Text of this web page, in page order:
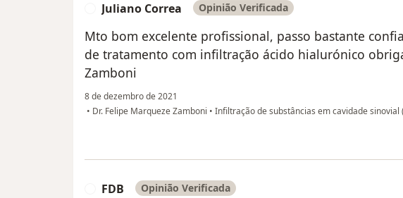
Juliano Correa Opinião Verificada
Mto bom excelente profissional, passo bastante
de tratamento com infiltração ácido hialurónico
Zamboni
8 de dezembro de 2021
• Dr. Felipe Marqueze Zamboni • Infiltração de substâncias em cavidade sinovial
FDB Opinião Verificada